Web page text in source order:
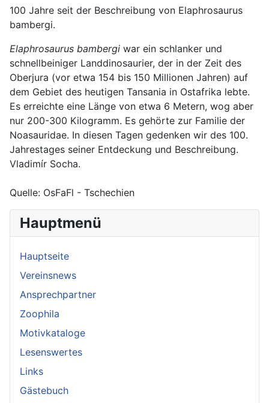
Hauptmenü
Hauptseite
Vereinsnews
Ansprechpartner
Zoophila
Motivkataloge
Lesenswertes
Links
Gästebuch
100 Jahre seit der Beschreibung von Elaphrosaurus
bambergi.
Elaphrosaurus bambergi war ein schlanker und
schnellbeiniger Landdinosaurier, der in der Zeit des
Oberjura (vor etwa 154 bis 150 Millionen Jahren) auf
dem Gebiet des heutigen Tansania in Ostafrika lebte.
Es erreichte eine Länge von etwa 6 Metern, wog aber
nur 200-300 Kilogramm. Es gehörte zur Familie der
Noasauridae. In diesen Tagen gedenken wir des 100.
Jahrestages seiner Entdeckung und Beschreibung.
Vladimír Socha.
Quelle: OsFaFl - Tschechien